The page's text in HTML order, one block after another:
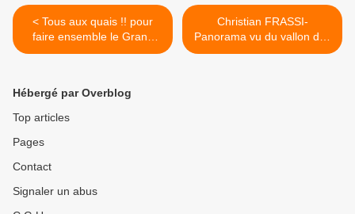
< Tous aux quais !! pour
faire ensemble le Grand
Estaque
Christian FRASSI-
Panorama vu du vallon des
Riaux >
Hébergé par Overblog
Top articles
Pages
Contact
Signaler un abus